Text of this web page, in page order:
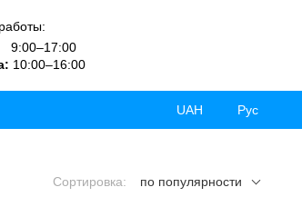
9:00–17:00
10:00–16:00
UAH Рус
Сортировка: по популярности